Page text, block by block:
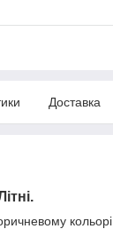
Доставка
кольорі.